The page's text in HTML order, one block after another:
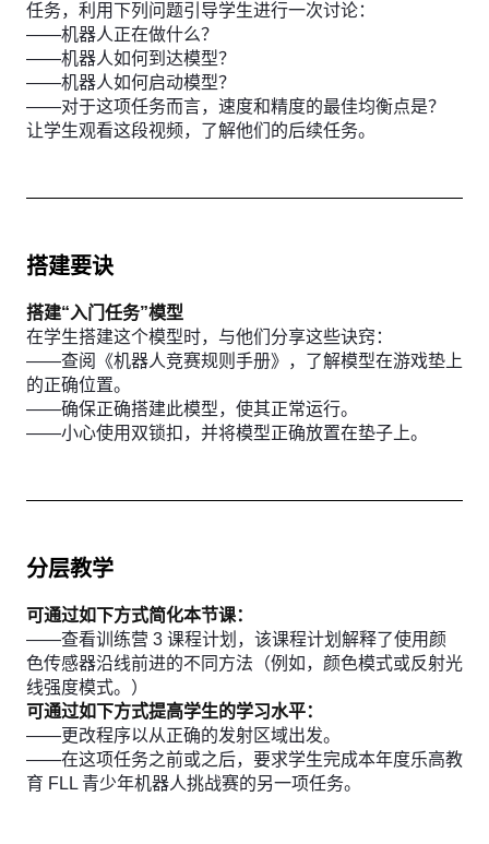
任务，利用下列问题引导学生进行一次讨论：
——机器人正在做什么？
——机器人如何到达模型？
——机器人如何启动模型？
——对于这项任务而言，速度和精度的最佳均衡点是？
让学生观看这段视频，了解他们的后续任务。
搭建要诀
搭建“入门任务”模型
在学生搭建这个模型时，与他们分享这些诀窍：
——查阅《机器人竞赛规则手册》，了解模型在游戏垫上
的正确位置。
——确保正确搭建此模型，使其正常运行。
——小心使用双锁扣，并将模型正确放置在垫子上。
分层教学
可通过如下方式简化本节课：
——查看训练营 3 课程计划，该课程计划解释了使用颜
色传感器沿线前进的不同方法（例如，颜色模式或反射光
线强度模式。）
可通过如下方式提高学生的学习水平：
——更改程序以从正确的发射区域出发。
——在这项任务之前或之后，要求学生完成本年度乐高教
育 FLL 青少年机器人挑战赛的另一项任务。